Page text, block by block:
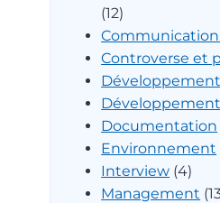
(12)
Controverse et
Documentation
Environnement
Interview (4)
Management